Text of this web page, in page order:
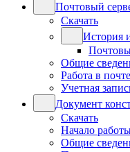
Почтовый
Скачать
История
Общие
Работа в почте
Учетная
Документ
Скачать
Начало
Общие